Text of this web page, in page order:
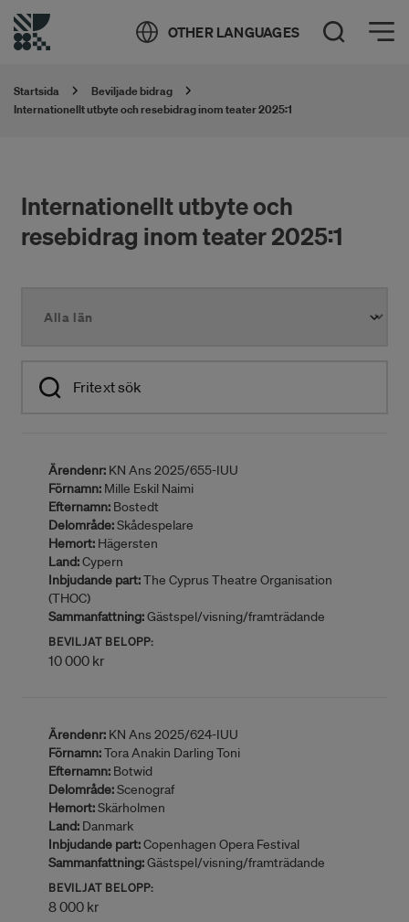
OTHER LANGUAGES Öppna sök
Öppna meny
Startsida
Beviljade bidrag
Internationellt utbyte och resebidrag inom teater 2025:1
Internationellt utbyte och
resebidrag inom teater 2025:1
Ärendenr: KN Ans 2025/655-IUU
Förnamn: Mille Eskil Naimi
Efternamn: Bostedt
Delområde:Skådespelare
Hemort: Hägersten
Land:Cypern
Inbjudande part:The Cyprus Theatre Organisation
(THOC)
Sammanfattning:Gästspel/visning/framträdande
BEVILJAT BELOPP:
10 000 kr
Ärendenr: KN Ans 2025/624-IUU
Förnamn:Tora Anakin Darling Toni
Efternamn: Botwid
Delområde:Scenograf
Hemort:Skärholmen
Land: Danmark
Inbjudande part:Copenhagen Opera Festival
Sammanfattning:Gästspel/visning/framträdande
BEVILJAT BELOPP:
8 000 kr